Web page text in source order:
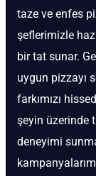
taze ve enfes
şeflerimizle
bir tat sunar.
uygun pizzayı
farkımızı
şeyin üzerinde
deneyimi